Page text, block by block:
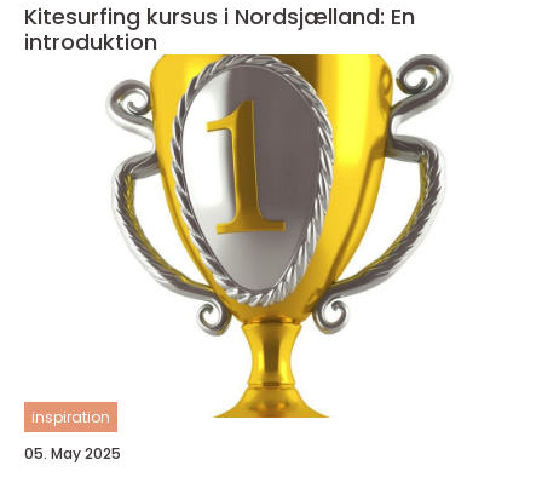
Kitesurfing kursus i Nordsjælland: En
introduktion
inspiration
05. May 2025